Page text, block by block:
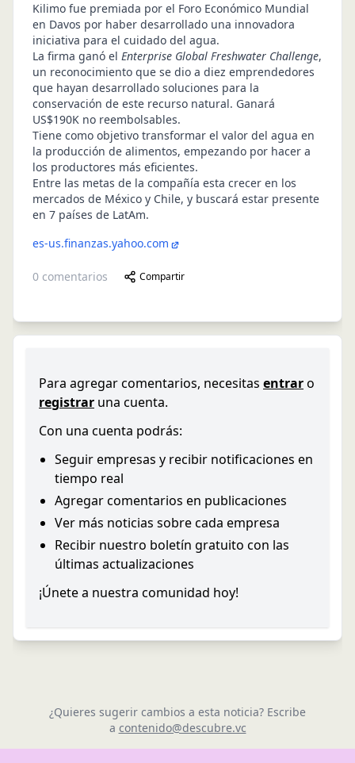
Kilimo fue premiada por el Foro Económico Mundial
en Davos por haber desarrollado una innovadora
iniciativa para el cuidado del agua.
La firma ganó el Enterprise Global Freshwater Challenge,
un reconocimiento que se dio a diez emprendedores
que hayan desarrollado soluciones para la
conservación de este recurso natural. Ganará
US$190K no reembolsables.
Tiene como objetivo transformar el valor del agua en
la producción de alimentos, empezando por hacer a
los productores más eficientes.
Entre las metas de la compañía esta crecer en los
mercados de México y Chile, y buscará estar presente
en 7 países de LatAm.
es-us.finanzas.yahoo.com
0 comentarios Compartir
Para agregar comentarios, necesitas entraro
registrar una cuenta.
Con una cuenta podrás:
Seguir empresas y recibir notificaciones en
tiempo real
Agregar comentarios en publicaciones
Ver más noticias sobre cada empresa
Recibir nuestro boletín gratuito con las
últimas actualizaciones
¡Únete a nuestra comunidad hoy!
¿Quieres sugerir cambios a esta noticia? Escribe
a contenido@descubre.vc